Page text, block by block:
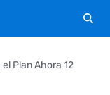
Plan Ahora 12